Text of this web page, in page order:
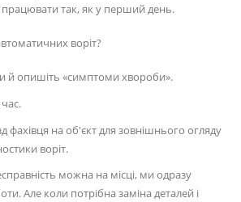
так, як у перший день.
воріт?
й опишіть «симптоми хвороби».
фахівця на об'єкт для зовнішнього огляду
воріт.
можна на місці, ми одразу
Але коли потрібна заміна деталей і